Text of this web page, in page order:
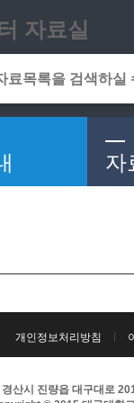
자료실
자
개인정보처리방침
산시 진량읍 대구대로